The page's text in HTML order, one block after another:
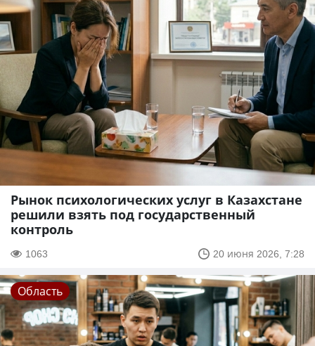
Рынок психологических услуг в Казахстане
решили взять под государственный
контроль
1063 20 июня 2026, 7:28
Область